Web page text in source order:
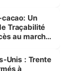
cacao: Un
Traçabilité
au marché
Unis : Trente
à